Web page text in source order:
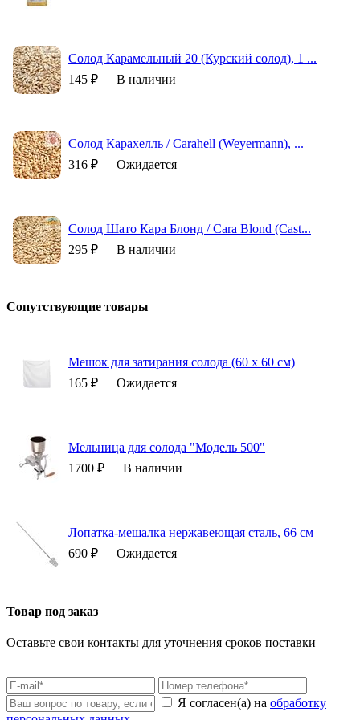
Солод Карамельный 20 (Курский солод), 1 ...
145 ₽
В наличии
Солод Карахелль / Carahell (Weyermann), ...
316 ₽
Ожидается
Солод Шато Кара Блонд / Cara Blond (Cast...
295 ₽
В наличии
Сопутствующие товары
Мешок для затирания солода (60 х 60 см)
165 ₽
Ожидается
Мельница для солода "Модель 500"
1700 ₽
В наличии
Лопатка-мешалка нержавеющая сталь, 66 см
690 ₽
Ожидается
Товар под заказ
Оставьте свои контакты для уточнения сроков поставки
Я согласен(а) на обработку